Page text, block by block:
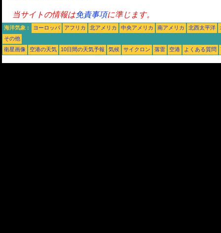
当サイトの情報は免責事項に準じます。
海洋気象 : ヨーロッパ アフリカ 北アメリカ 中央アメリカ 南アメリカ 北西太平洋
その他
衛星画像
空港の天気 10日間の天気予報 気候 サイクロン 落雷 空港 よくある質問